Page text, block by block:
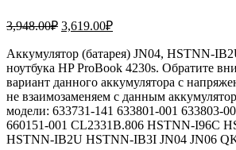
3,948.00₽ Первоначальная
составляла
3,948.00₽.
3,619.00₽Текущая
3,619.00₽.
Аккумулятор (батарея) JN04, HSTNN-
ноутбука HP ProBook 4230s. Обратите
вариант данного аккумулятора с
не взаимозаменяем с данным
модели: 633731-141 633801-001 633803-
660151-001 CL2331B.806 HSTNN-I96C
HSTNN-IB2U HSTNN-IB3I JN04 JN06